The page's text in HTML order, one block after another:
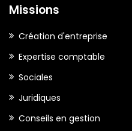
Missions
Création d'entreprise
Expertise comptable
Sociales
Juridiques
Conseils en gestion